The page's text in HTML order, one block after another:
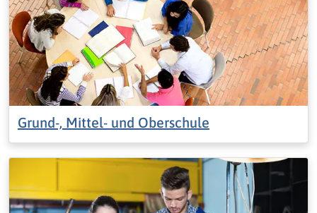
Grund-, Mittel- und Oberschule